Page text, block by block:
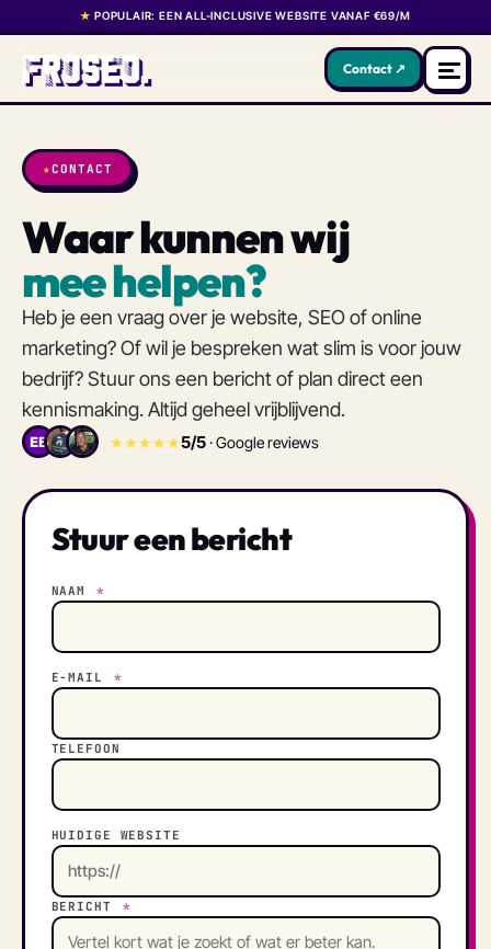
★ POPULAIR: EEN ALL-INCLUSIVE WEBSITE VANAF €69/M
Contact ↗
★CONTACT
Waar kunnen wij
mee helpen?
Heb je een vraag over je website, SEO of online
marketing? Of wil je bespreken wat slim is voor jouw
bedrijf? Stuur ons een bericht of plan direct een
kennismaking. Altijd geheel vrijblijvend.
EB ★★★★★5/5· Google reviews
Stuur een bericht
NAAM *
E-MAIL *
TELEFOON
HUIDIGE WEBSITE
BERICHT *